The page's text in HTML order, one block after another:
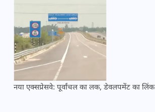
नया एक्सप्रेसवे: पूर्वांचल का लक, डेवलपमेंट का लिंक